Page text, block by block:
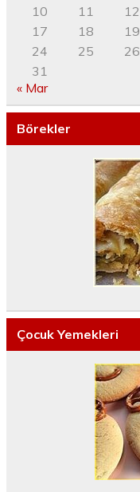
10
11 12
17
18 19
24
25 26
31
« Mar
Börekler
Çocuk Yemekleri